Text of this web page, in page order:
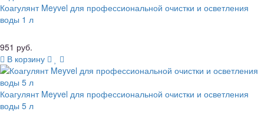
Коагулянт Meyvel для профессиональной очистки и осветления
воды 1 л
951 руб.
В корзину
Коагулянт Meyvel для профессиональной очистки и осветления
воды 5 л